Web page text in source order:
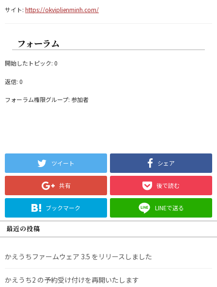
サイト: https://okviplienminh.com/
フォーラム
開始したトピック: 0
返信: 0
フォーラム権限グループ: 参加者
ツイート シェア
共有 後で読む
ブックマーク LINEで送る
最近の投稿
かえうちファームウェア 3.5 をリリースしました
かえうち2 の予約受け付けを再開いたします